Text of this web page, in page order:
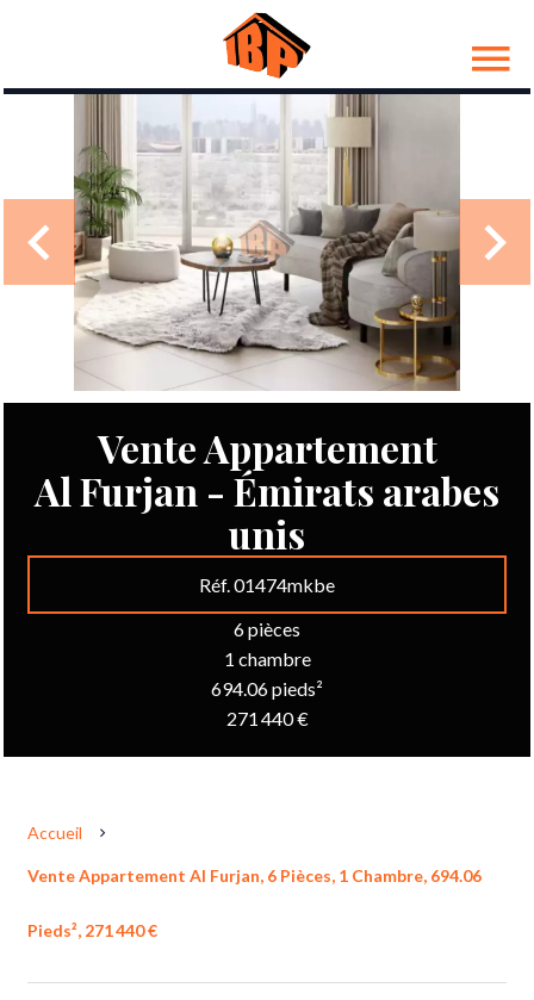
Vente Appartement
Al Furjan - Émirats arabes
unis
Réf. 01474mkbe
6 pièces
1 chambre
694.06 pieds²
271 440 €
Accueil
Vente Appartement Al Furjan, 6 Pièces, 1 Chambre, 694.06
Pieds², 271 440 €